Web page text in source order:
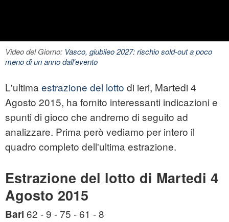
Video del Giorno: Vasco, giubileo 2027: rischio sold-out a poco
meno di un anno dall'evento
L'ultima estrazione del lotto di ieri, Martedi 4
Agosto 2015, ha fornito interessanti indicazioni e
spunti di gioco che andremo di seguito ad
analizzare. Prima però vediamo per intero il
quadro completo dell'ultima estrazione.
Estrazione del lotto di Martedi 4
Agosto 2015
Bari 62 - 9 - 75 - 61 - 8